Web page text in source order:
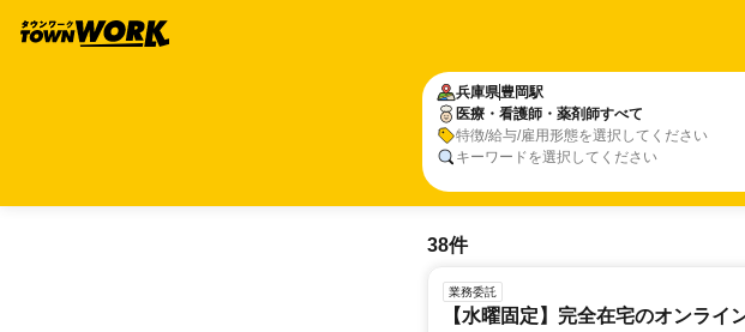
兵庫県豊岡駅
医療・看護師・薬剤師すべて
特徴/給与/雇用形態を選択してください
キーワードを選択してください
38件
業務委託
【水曜固定】完全在宅のオンライ